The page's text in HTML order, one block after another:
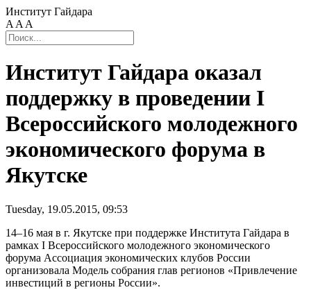
Институт Гайдара
A A A
Институт Гайдара оказал
поддержку в проведении I
Всероссийского молодежного
экономического форума в
Якутске
Tuesday, 19.05.2015, 09:53
14–16 мая в г. Якутске при поддержке Института Гайдара в
рамках I Всероссийского молодежного экономического
форума Ассоциация экономических клубов России
организовала Модель собрания глав регионов «Привлечение
инвестиций в регионы России».